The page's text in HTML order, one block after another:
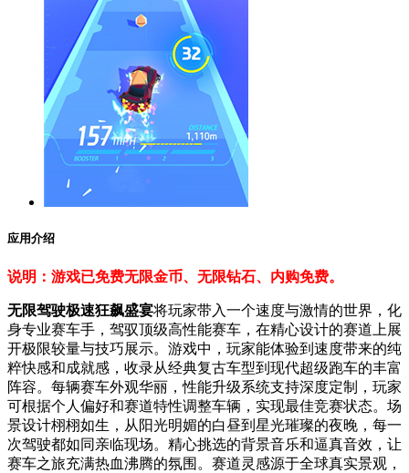
应用介绍
说明：游戏已免费无限金币、无限钻石、内购免费。
无限驾驶极速狂飙盛宴将玩家带入一个速度与激情的世界，化
身专业赛车手，驾驭顶级高性能赛车，在精心设计的赛道上展
开极限较量与技巧展示。游戏中，玩家能体验到速度带来的纯
粹快感和成就感，收录从经典复古车型到现代超级跑车的丰富
阵容。每辆赛车外观华丽，性能升级系统支持深度定制，玩家
可根据个人偏好和赛道特性调整车辆，实现最佳竞赛状态。场
景设计栩栩如生，从阳光明媚的白昼到星光璀璨的夜晚，每一
次驾驶都如同亲临现场。精心挑选的背景音乐和逼真音效，让
赛车之旅充满热血沸腾的氛围。赛道灵感源于全球真实景观，